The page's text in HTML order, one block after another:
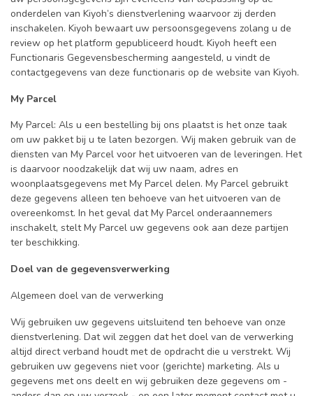
onderdelen van Kiyoh’s dienstverlening waarvoor zij derden
inschakelen. Kiyoh bewaart uw persoonsgegevens zolang u de
review op het platform gepubliceerd houdt. Kiyoh heeft een
Functionaris Gegevensbescherming aangesteld, u vindt de
contactgegevens van deze functionaris op de website van Kiyoh.
My Parcel
My Parcel: Als u een bestelling bij ons plaatst is het onze taak
om uw pakket bij u te laten bezorgen. Wij maken gebruik van de
diensten van My Parcel voor het uitvoeren van de leveringen. Het
is daarvoor noodzakelijk dat wij uw naam, adres en
woonplaatsgegevens met My Parcel delen. My Parcel gebruikt
deze gegevens alleen ten behoeve van het uitvoeren van de
overeenkomst. In het geval dat My Parcel onderaannemers
inschakelt, stelt My Parcel uw gegevens ook aan deze partijen
ter beschikking.
Doel van de gegevensverwerking
Algemeen doel van de verwerking
Wij gebruiken uw gegevens uitsluitend ten behoeve van onze
dienstverlening. Dat wil zeggen dat het doel van de verwerking
altijd direct verband houdt met de opdracht die u verstrekt. Wij
gebruiken uw gegevens niet voor (gerichte) marketing. Als u
gegevens met ons deelt en wij gebruiken deze gegevens om -